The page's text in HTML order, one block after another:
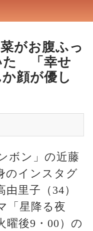
がお腹ふっ
た 「幸せ
顔が優し
ボン」の近藤
のインスタグ
里子（34）
「星降る夜
曜後9・00）の